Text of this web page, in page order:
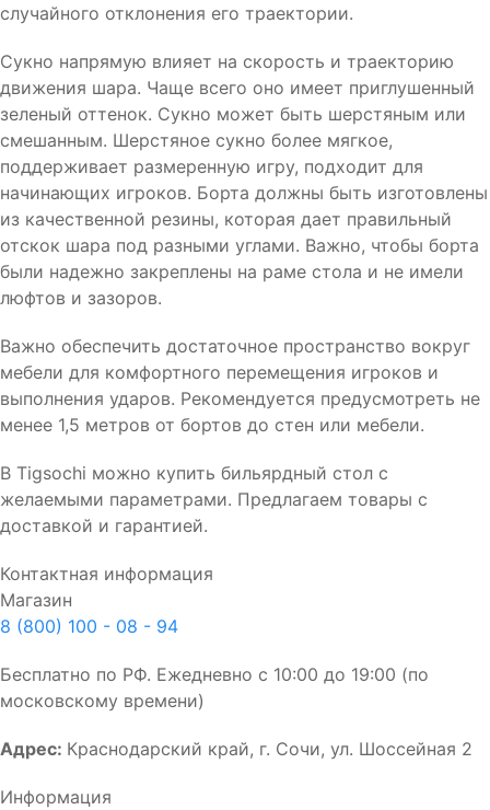
случайного отклонения его траектории.
Сукно напрямую влияет на скорость и траекторию
движения шара. Чаще всего оно имеет приглушенный
зеленый оттенок. Сукно может быть шерстяным или
смешанным. Шерстяное сукно более мягкое,
поддерживает размеренную игру, подходит для
начинающих игроков. Борта должны быть изготовлены
из качественной резины, которая дает правильный
отскок шара под разными углами. Важно, чтобы борта
были надежно закреплены на раме стола и не имели
люфтов и зазоров.
Важно обеспечить достаточное пространство вокруг
мебели для комфортного перемещения игроков и
выполнения ударов. Рекомендуется предусмотреть не
менее 1,5 метров от бортов до стен или мебели.
В Tigsochi можно купить бильярдный стол с
желаемыми параметрами. Предлагаем товары с
доставкой и гарантией.
Контактная информация
Магазин
8 (800) 100 - 08 - 94
Бесплатно по РФ. Ежедневно с 10:00 до 19:00 (по
московскому времени)
Адрес: Краснодарский край, г. Сочи, ул. Шоссейная 2
Информация